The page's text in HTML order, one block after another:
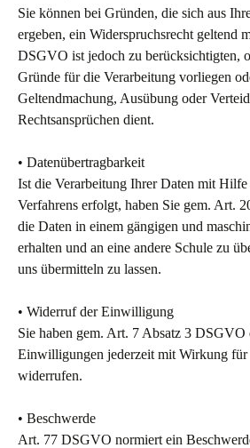
Sie können bei Gründen, die sich aus
ergeben, ein Widerspruchsrecht geltend
DSGVO ist jedoch zu berücksichtigten,
Gründe für die Verarbeitung vorliegen
Geltendmachung, Ausübung oder
Rechtsansprüchen dient.
• Datenübertragbarkeit
Ist die Verarbeitung Ihrer Daten mit Hilfe
Verfahrens erfolgt, haben Sie gem. Art.
die Daten in einem gängigen und
erhalten und an eine andere Schule zu
uns übermitteln zu lassen.
• Widerruf der Einwilligung
Sie haben gem. Art. 7 Absatz 3 DSGVO
Einwilligungen jederzeit mit Wirkung
widerrufen.
• Beschwerde
Art. 77 DSGVO normiert ein